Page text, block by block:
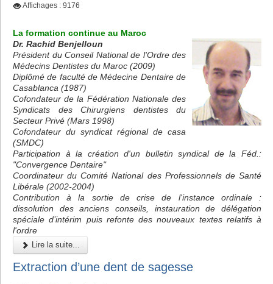
Affichages : 9176
La formation continue au Maroc
Dr. Rachid Benjelloun
Président du Conseil National de l'Ordre des
Médecins Dentistes du Maroc (2009)
Diplômé de faculté de Médecine Dentaire de
Casablanca (1987)
Cofondateur de la Fédération Nationale des
Syndicats des Chirurgiens dentistes du
Secteur Privé (Mars 1998)
Cofondateur du syndicat régional de casa
(SMDC)
Participation à la création d'un bulletin syndical de la Féd.:
"Convergence Dentaire"
Coordinateur du Comité National des Professionnels de Santé
Libérale (2002-2004)
Contribution à la sortie de crise de l'instance ordinale :
dissolution des anciens conseils, instauration de délégation
spéciale d’intérim puis refonte des nouveaux textes relatifs à
l'ordre
Lire la suite...
Extraction d’une dent de sagesse